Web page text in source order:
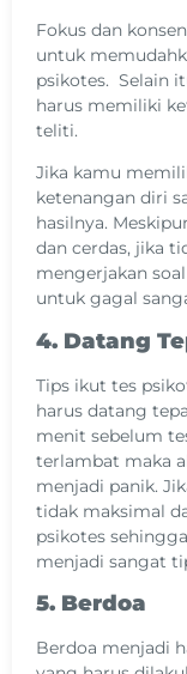
Fokus dan
untuk
psikotes. Selain
harus memiliki
teliti.
Jika kamu
ketenangan diri
hasilnya.
dan cerdas, jika
mengerjakan
untuk gagal
4. Datang
Tips ikut tes
harus datang
menit sebelum
terlambat maka
menjadi panik.
tidak maksimal
psikotes
menjadi sangat
5. Berdoa
Berdoa menjadi